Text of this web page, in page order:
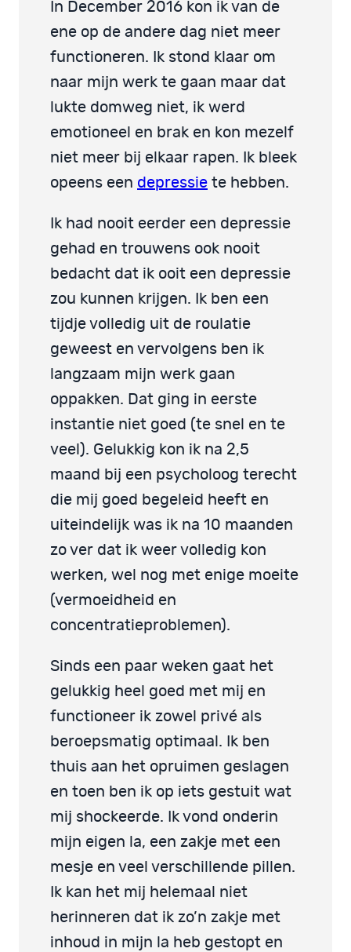
In December 2016 kon ik van de
ene op de andere dag niet meer
functioneren. Ik stond klaar om
naar mijn werk te gaan maar dat
lukte domweg niet, ik werd
emotioneel en brak en kon mezelf
niet meer bij elkaar rapen. Ik bleek
opeens een depressie te hebben.
Ik had nooit eerder een depressie
gehad en trouwens ook nooit
bedacht dat ik ooit een depressie
zou kunnen krijgen. Ik ben een
tijdje volledig uit de roulatie
geweest en vervolgens ben ik
langzaam mijn werk gaan
oppakken. Dat ging in eerste
instantie niet goed (te snel en te
veel). Gelukkig kon ik na 2,5
maand bij een psycholoog terecht
die mij goed begeleid heeft en
uiteindelijk was ik na 10 maanden
zo ver dat ik weer volledig kon
werken, wel nog met enige moeite
(vermoeidheid en
concentratieproblemen).
Sinds een paar weken gaat het
gelukkig heel goed met mij en
functioneer ik zowel privé als
beroepsmatig optimaal. Ik ben
thuis aan het opruimen geslagen
en toen ben ik op iets gestuit wat
mij shockeerde. Ik vond onderin
mijn eigen la, een zakje met een
mesje en veel verschillende pillen.
Ik kan het mij helemaal niet
herinneren dat ik zo’n zakje met
inhoud in mijn la heb gestopt en